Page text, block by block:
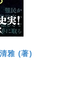
雅 (著)